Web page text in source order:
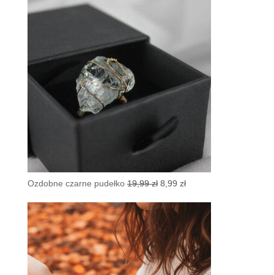
Ozdobne czarne pudełko 19,99zł Pierwotna
wynosiła:
19,99 zł.
8,99 złAktualna
wynosi:
8,99 zł.